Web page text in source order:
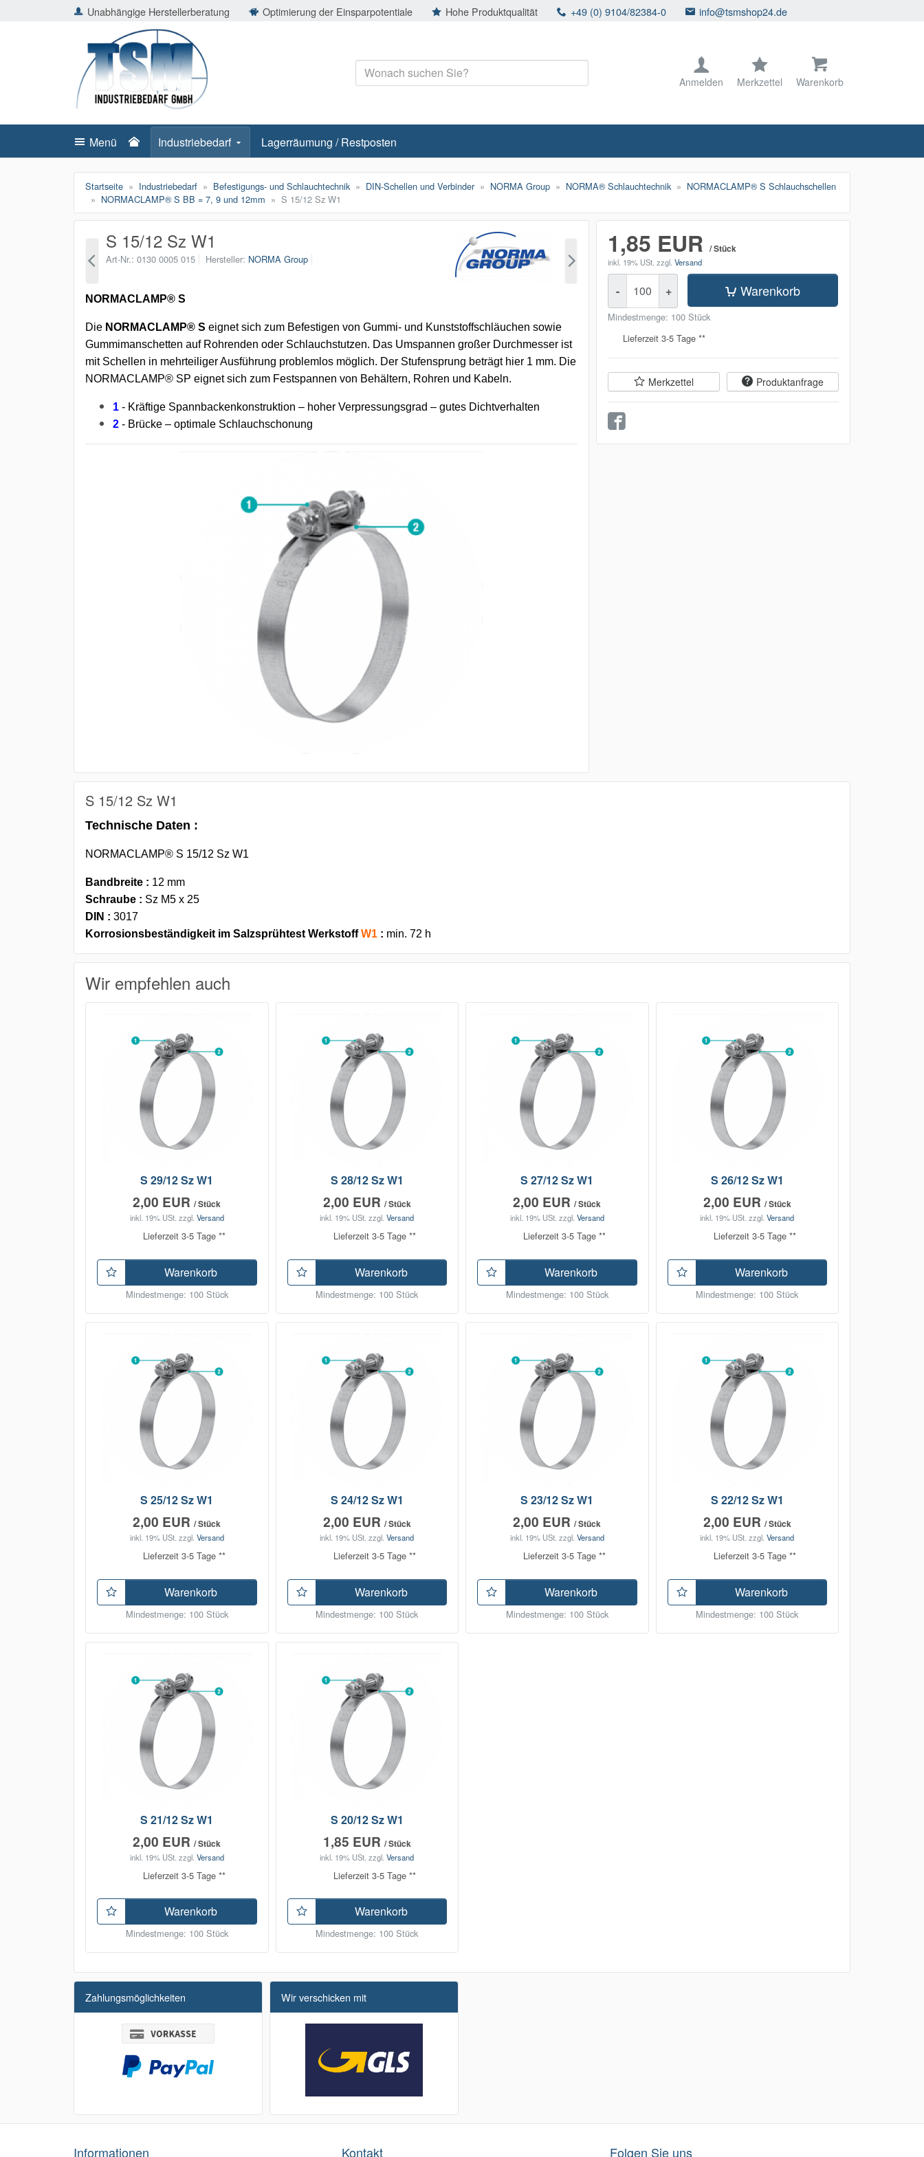
Unabhängige Herstellerberatung Optimierung der Einsparpotentiale Hohe Produktqualität +49 (0) 9104/82384-0 info@tsmshop24.de
schließen
Suche
Anmelden Merkzettel Warenkorb
Menü Industriebedarf Lagerräumung / Restposten
Startseite Industriebedarf Befestigungs- und Schlauchtechnik DIN-Schellen und Verbinder NORMA Group NORMA® Schlauchtechnik
NORMACLAMP® S Schlauchschellen
NORMACLAMP® S BB = 7, 9 und 12mm
S 15/12 Sz W1
S 15/12 Sz W1
Art-Nr. 0130 0005 015 Hersteller NORMA Group
NORMACLAMP® S
Die NORMACLAMP® S eignet sich zum Befestigen von Gummi- und Kunststoffschläuchen sowie
Gummimanschetten auf Rohrenden oder Schlauchstutzen. Das Umspannen großer Durchmesser ist
mit Schellen in mehrteiliger Ausführung problemlos möglich. Der Stufensprung beträgt hier 1 mm. Die
NORMACLAMP® SP eignet sich zum Festspannen von Behältern, Rohren und Kabeln.
1 - Kräftige Spannbackenkonstruktion – hoher Verpressungsgrad – gutes Dichtverhalten
2 - Brücke – optimale Schlauchschonung
1,85 EUR / Stück
inkl. 19% USt. zzgl. Versand
- + Warenkorb
Mindestmenge: 100 Stück
Lieferzeit 3-5 Tage **
Merkzettel Produktanfrage
S 15/12 Sz W1
Technische Daten :
NORMACLAMP® S 15/12 Sz W1
Bandbreite : 12 mm
Schraube : Sz M5 x 25
DIN : 3017
Korrosionsbeständigkeit im Salzsprühtest Werkstoff W1 : min. 72 h
Wir empfehlen auch
S 29/12 Sz W1
2,00 EUR/ Stück
inkl. 19% USt. zzgl. Versand
Lieferzeit 3-5 Tage **
Warenkorb
Mindestmenge: 100 Stück
S 28/12 Sz W1
2,00 EUR / Stück
inkl. 19% USt. zzgl.Versand
Lieferzeit 3-5 Tage **
Warenkorb
Mindestmenge: 100 Stück
S 27/12 Sz W1
2,00 EUR/ Stück
inkl. 19% USt. zzgl. Versand
Lieferzeit 3-5 Tage **
Warenkorb
Mindestmenge: 100 Stück
S 26/12 Sz W1
2,00 EUR / Stück
inkl. 19% USt. zzgl.Versand
Lieferzeit 3-5 Tage **
Warenkorb
Mindestmenge: 100 Stück
S 25/12 Sz W1
2,00 EUR/ Stück
inkl. 19% USt. zzgl. Versand
Lieferzeit 3-5 Tage **
Warenkorb
Mindestmenge: 100 Stück
S 24/12 Sz W1
2,00 EUR / Stück
inkl. 19% USt. zzgl.Versand
Lieferzeit 3-5 Tage **
Warenkorb
Mindestmenge: 100 Stück
S 23/12 Sz W1
2,00 EUR/ Stück
inkl. 19% USt. zzgl. Versand
Lieferzeit 3-5 Tage **
Warenkorb
Mindestmenge: 100 Stück
S 22/12 Sz W1
2,00 EUR / Stück
inkl. 19% USt. zzgl.Versand
Lieferzeit 3-5 Tage **
Warenkorb
Mindestmenge: 100 Stück
S 21/12 Sz W1
2,00 EUR/ Stück
inkl. 19% USt. zzgl. Versand
Lieferzeit 3-5 Tage **
Warenkorb
Mindestmenge: 100 Stück
S 20/12 Sz W1
1,85 EUR / Stück
inkl. 19% USt. zzgl.Versand
Lieferzeit 3-5 Tage **
Warenkorb
Mindestmenge: 100 Stück
Zahlungsmöglichkeiten Wir verschicken mit
Informationen Kontakt Folgen Sie uns